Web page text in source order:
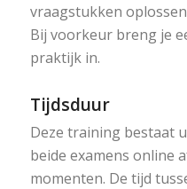
vraagstukken
Bij voorkeur breng je
praktijk in.
Tijdsduur
Deze training bestaat
beide examens online
momenten. De tijd